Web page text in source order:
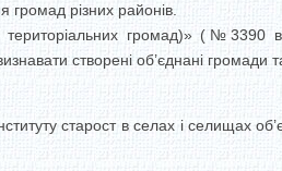
громад різних районів.
територіальних громад)» (№3390
створені об’єднані
старост в селах і селищах